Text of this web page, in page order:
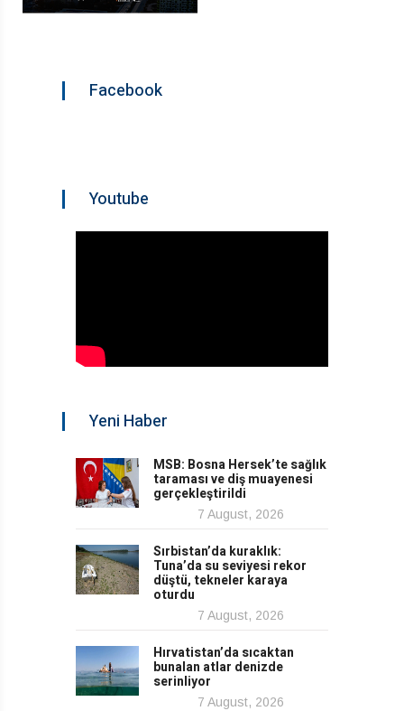
Facebook
Youtube
Yeni Haber
MSB: Bosna Hersek’te sağlık
taraması ve diş muayenesi
gerçekleştirildi
7 August, 2026
Sırbistan’da kuraklık:
Tuna’da su seviyesi rekor
düştü, tekneler karaya
oturdu
7 August, 2026
Hırvatistan’da sıcaktan
bunalan atlar denizde
serinliyor
7 August, 2026